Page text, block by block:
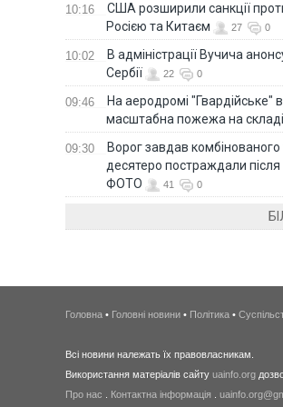
10:16
США розширили санкції
Росією та Китаєм
27 0
10:02
В адміністрації Вучича
Сербії
22 0
09:46
На аеродромі "Гвардійське"
масштабна пожежа на
09:30
Ворог завдав
десятеро постраждали
ФОТО
41 0
Головна • Головні новини • Політика •
Всі новини належать їх правовласникам.
Використання матеріалів сайту uainfo.org
Про нас
Контактна інформація